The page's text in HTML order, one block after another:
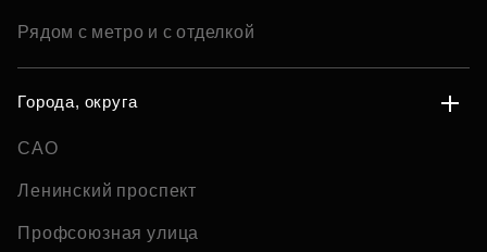
Рядом с метро и с отделкой
Города, округа
САО
Ленинский проспект
Профсоюзная улица